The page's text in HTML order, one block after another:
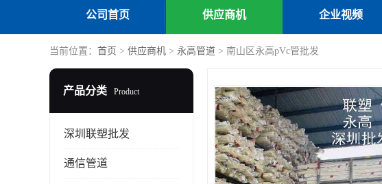
公司首页 供应商机 企业视频
当前位置： 首页 > 供应商机 > 永高管道 > 南山区永高pVc管批发
产品分类 Product
深圳联塑批发
通信管道